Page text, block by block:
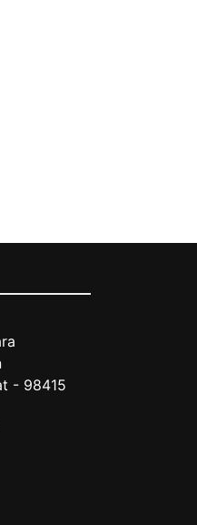
- 98415